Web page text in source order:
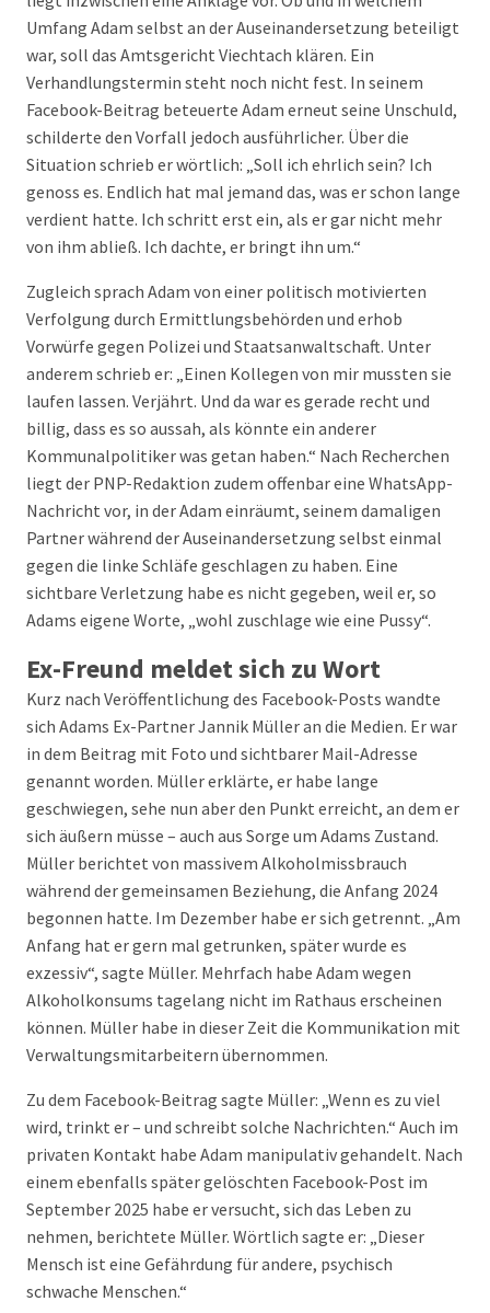
Umfang Adam selbst an der Auseinandersetzung beteiligt
war, soll das Amtsgericht Viechtach klären. Ein
Verhandlungstermin steht noch nicht fest. In seinem
Facebook-Beitrag beteuerte Adam erneut seine Unschuld,
schilderte den Vorfall jedoch ausführlicher. Über die
Situation schrieb er wörtlich: „Soll ich ehrlich sein? Ich
genoss es. Endlich hat mal jemand das, was er schon lange
verdient hatte. Ich schritt erst ein, als er gar nicht mehr
von ihm abließ. Ich dachte, er bringt ihn um.“
Zugleich sprach Adam von einer politisch motivierten
Verfolgung durch Ermittlungsbehörden und erhob
Vorwürfe gegen Polizei und Staatsanwaltschaft. Unter
anderem schrieb er: „Einen Kollegen von mir mussten sie
laufen lassen. Verjährt. Und da war es gerade recht und
billig, dass es so aussah, als könnte ein anderer
Kommunalpolitiker was getan haben.“ Nach Recherchen
liegt der PNP-Redaktion zudem offenbar eine WhatsApp-
Nachricht vor, in der Adam einräumt, seinem damaligen
Partner während der Auseinandersetzung selbst einmal
gegen die linke Schläfe geschlagen zu haben. Eine
sichtbare Verletzung habe es nicht gegeben, weil er, so
Adams eigene Worte, „wohl zuschlage wie eine Pussy“.
Ex-Freund meldet sich zu Wort
Kurz nach Veröffentlichung des Facebook-Posts wandte
sich Adams Ex-Partner Jannik Müller an die Medien. Er war
in dem Beitrag mit Foto und sichtbarer Mail-Adresse
genannt worden. Müller erklärte, er habe lange
geschwiegen, sehe nun aber den Punkt erreicht, an dem er
sich äußern müsse – auch aus Sorge um Adams Zustand.
Müller berichtet von massivem Alkoholmissbrauch
während der gemeinsamen Beziehung, die Anfang 2024
begonnen hatte. Im Dezember habe er sich getrennt. „Am
Anfang hat er gern mal getrunken, später wurde es
exzessiv“, sagte Müller. Mehrfach habe Adam wegen
Alkoholkonsums tagelang nicht im Rathaus erscheinen
können. Müller habe in dieser Zeit die Kommunikation mit
Verwaltungsmitarbeitern übernommen.
Zu dem Facebook-Beitrag sagte Müller: „Wenn es zu viel
wird, trinkt er – und schreibt solche Nachrichten.“ Auch im
privaten Kontakt habe Adam manipulativ gehandelt. Nach
einem ebenfalls später gelöschten Facebook-Post im
September 2025 habe er versucht, sich das Leben zu
nehmen, berichtete Müller. Wörtlich sagte er: „Dieser
Mensch ist eine Gefährdung für andere, psychisch
schwache Menschen.“